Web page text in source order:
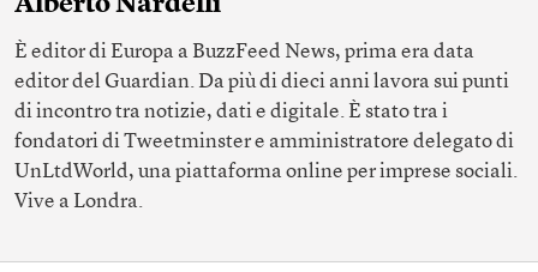
È editor di Europa a BuzzFeed News, prima era data
editor del Guardian. Da più di dieci anni lavora sui punti
di incontro tra notizie, dati e digitale. È stato tra i
fondatori di Tweetminster e amministratore delegato di
UnLtdWorld, una piattaforma online per imprese sociali.
Vive a Londra.